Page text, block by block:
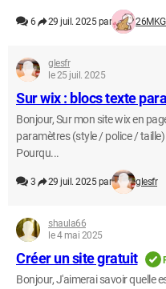
6 29 juil. 2025 par
glesfr
le 25 juil. 2025
Sur wix : blocs texte
Bonjour, Sur mon site wix en
paramètres (style / police /
Pourqu...
3 29 juil. 2025 par glesfr
shaula66
le 4 mai 2025
Créer un site gratuit
Bonjour, J'aimerai savoir quelle